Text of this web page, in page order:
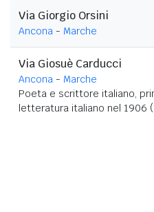
Via Giorgio Orsini
Ancona - Marche
Via Giosuè Carducci
Ancona - Marche
Poeta e scrittore italiano,
letteratura italiano nel 1906